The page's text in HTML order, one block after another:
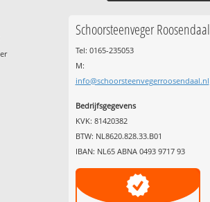
Schoorsteenveger Roosendaal
Tel: 0165-235053
M:
info@schoorsteenvegerroosendaal.nl
Bedrijfsgegevens
KVK: 81420382
BTW: NL8620.828.33.B01
IBAN: NL65 ABNA 0493 9717 93